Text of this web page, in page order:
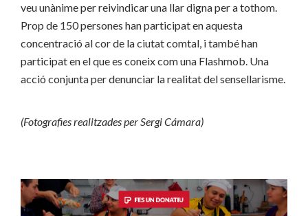
veu unànime per reivindicar una llar digna per a tothom.
Prop de 150 persones han participat en aquesta
concentració al cor de la ciutat comtal, i també han
participat en el que es coneix com una Flashmob. Una
acció conjunta per denunciar la realitat del sensellarisme.
(Fotografies realitzades per Sergi Cámara)